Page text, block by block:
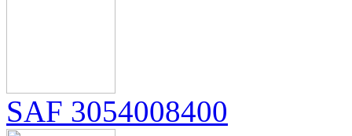
SAF 3054008400